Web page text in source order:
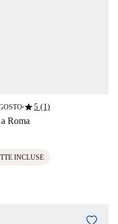
■star5 (1)
Roma
INCLUSE